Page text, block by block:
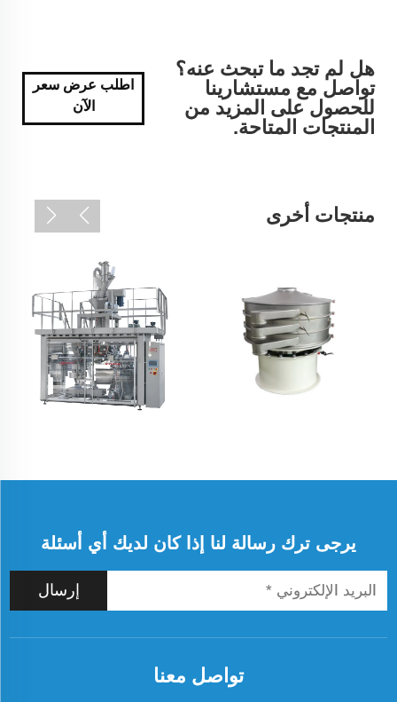
هل لم تجد ما تبحث عنه؟
تواصل مع مستشارينا
للحصول على المزيد من
المنتجات المتاحة.
اطلب عرض سعر
الآن
منتجات أخرى
يرجى ترك رسالة لنا إذا كان لديك أي أسئلة
إرسال
تواصل معنا